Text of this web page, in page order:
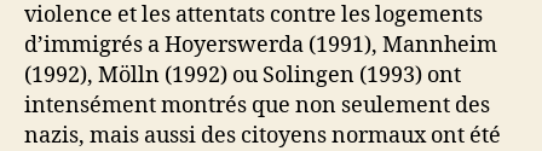
violence et les attentats contre les logements
d’immigrés a Hoyerswerda (1991), Mannheim
(1992), Mölln (1992) ou Solingen (1993) ont
intensément montrés que non seulement des
nazis, mais aussi des citoyens normaux ont été